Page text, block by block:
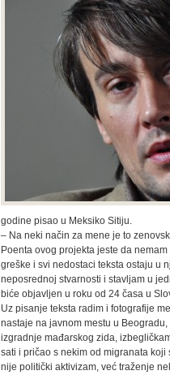
godine pisao u Meksiko Sitiju.
– Na neki način za mene je to
Poenta ovog projekta jeste da
greške i svi nedostaci teksta ostaju u
neposrednoj stvarnosti i stavljam u
biće objavljen u roku od 24 časa u
Uz pisanje teksta radim i fotografije
nastaje na javnom mestu u
izgradnje mađarskog zida,
sati i pričao s nekim od migranata
nije politički aktivizam, već traženje